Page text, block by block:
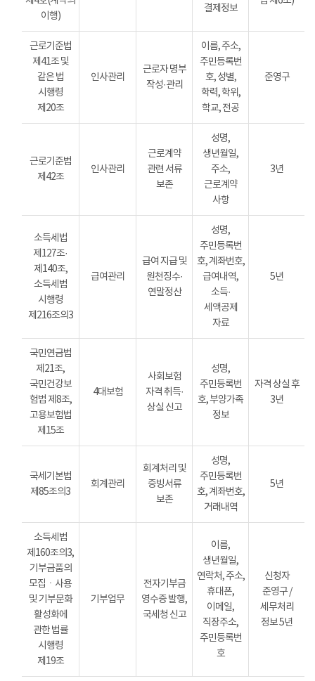
이행)
결제정보
근로기준법
제41조 및
같은 법
시행령
제20조
인사관리
근로자 명부
작성·관리
이름, 주소,
주민등록번
호, 성별,
학력, 학위,
학교, 전공
준영구
근로기준법
제42조
인사관리
근로계약
관련 서류
보존
성명,
생년월일,
주소,
근로계약
사항
3년
소득세법
제127조·
제140조,
소득세법
시행령
제216조의3
급여관리
급여 지급 및
원천징수·
연말정산
성명,
주민등록번
호, 계좌번호,
급여내역,
소득·
세액공제
자료
5년
국민연금법
제21조,
국민건강보
험법 제8조,
고용보험법
제15조
4대보험
사회보험
자격 취득·
상실 신고
성명,
주민등록번
호, 부양가족
정보
자격 상실 후
3년
국세기본법
제85조의3
회계관리
회계처리 및
증빙서류
보존
성명,
주민등록번
호, 계좌번호,
거래내역
5년
소득세법
제160조의3,
기부금품의
모집ㆍ사용
및 기부문화
활성화에
관한 법률
시행령
제19조
기부업무
전자기부금
영수증 발행,
국세청 신고
이름,
생년월일,
연락처, 주소,
휴대폰,
이메일,
직장주소,
주민등록번
호
신청자
준영구 /
세무처리
정보 5년